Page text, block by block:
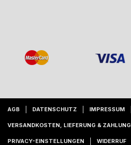
AGB DATENSCHUTZ IMPRESSUM
VERSANDKOSTEN, LIEFERUNG & ZAHLUNG
PRIVACY-EINSTELLUNGEN WIDERRUF